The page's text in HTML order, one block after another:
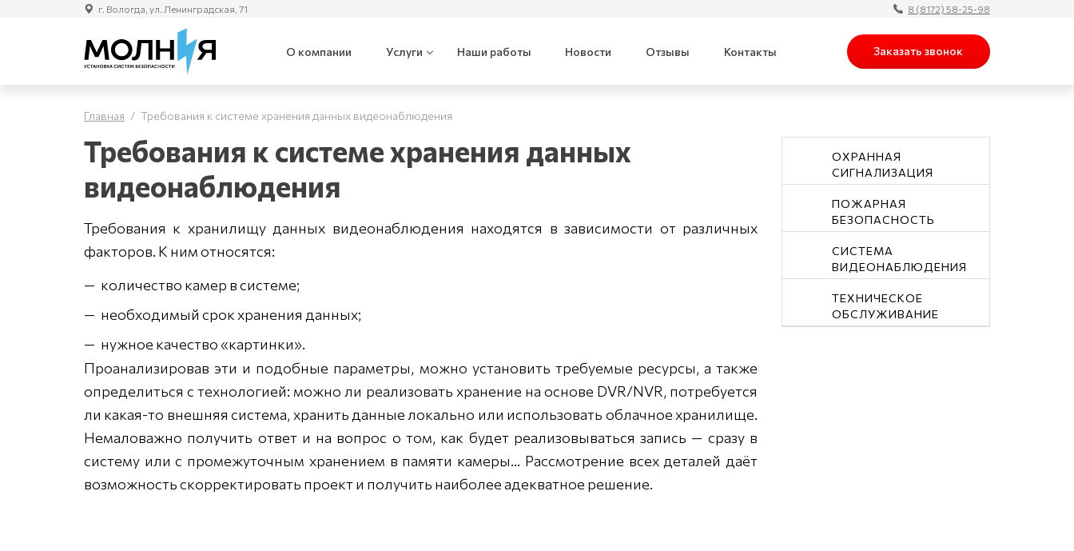
г. Вологда, ул. Ленинградская, 71 8 (8172) 58-25-98
О компании Услуги Наши работы Новости Отзывы Контакты Заказать звонок
Главная Требования к системе хранения данных видеонаблюдения
ОХРАННАЯ
СИГНАЛИЗАЦИЯ
ПОЖАРНАЯ
БЕЗОПАСНОСТЬ
СИСТЕМА
ВИДЕОНАБЛЮДЕНИЯ
ТЕХНИЧЕСКОЕ
ОБСЛУЖИВАНИЕ
Требования к системе хранения данных
видеонаблюдения
Требования к хранилищу данных видеонаблюдения находятся в зависимости от различных
факторов. К ним относятся:
количество камер в системе;
необходимый срок хранения данных;
нужное качество «картинки».
Проанализировав эти и подобные параметры, можно установить требуемые ресурсы, а также
определиться с технологией: можно ли реализовать хранение на основе DVR/NVR, потребуется
ли какая-то внешняя система, хранить данные локально или использовать облачное хранилище.
Немаловажно получить ответ и на вопрос о том, как будет реализовываться запись — сразу в
систему или с промежуточным хранением в памяти камеры… Рассмотрение всех деталей даёт
возможность скорректировать проект и получить наиболее адекватное решение.